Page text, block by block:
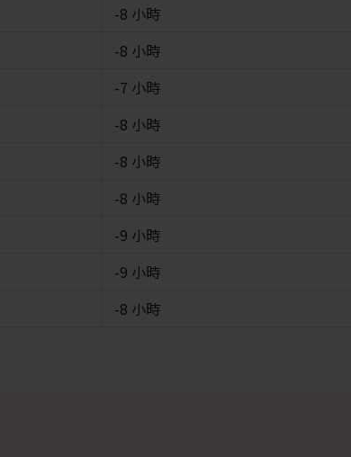
-8 小時
-8 小時
-7 小時
-8 小時
-8 小時
-8 小時
-9 小時
-9 小時
-8 小時